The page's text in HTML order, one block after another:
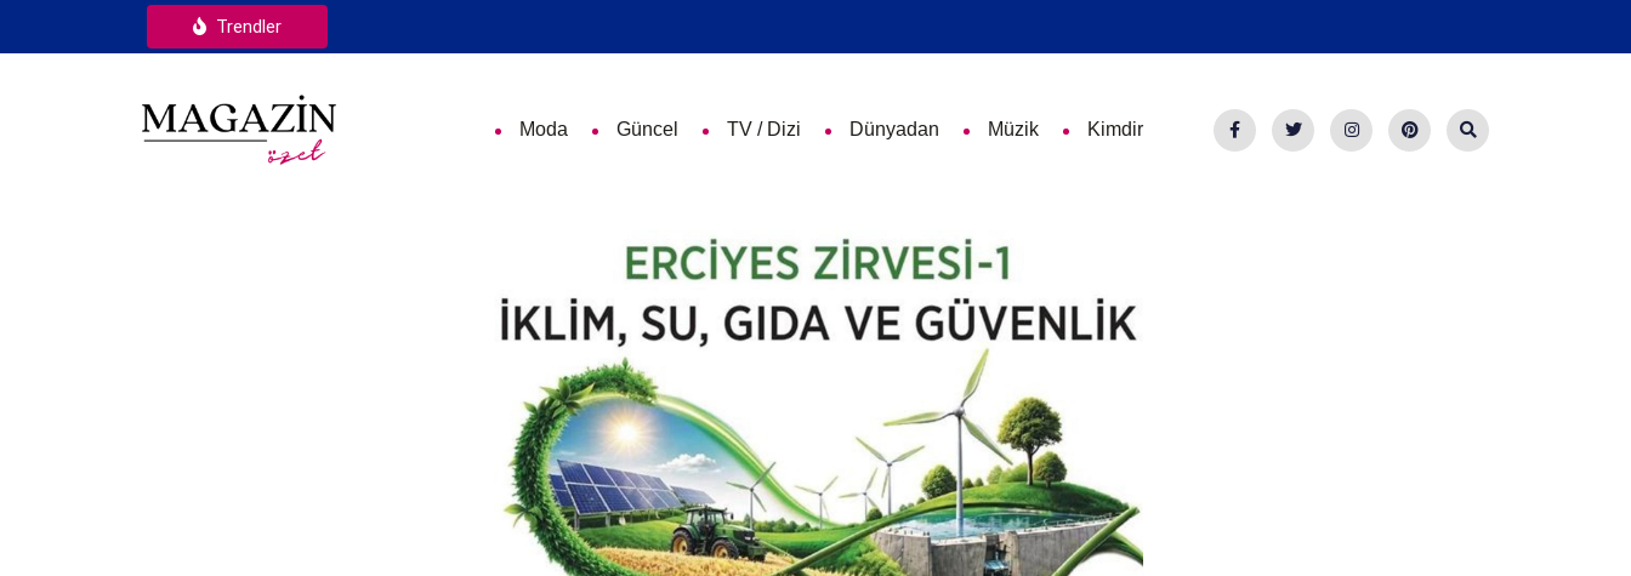
Trendler
Moda Güncel TV / Dizi Dünyadan Müzik Kimdir